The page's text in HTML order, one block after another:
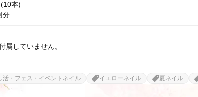
本)
分
属していません。
活・フェス・イベントネイル イエローネイル 夏ネイル